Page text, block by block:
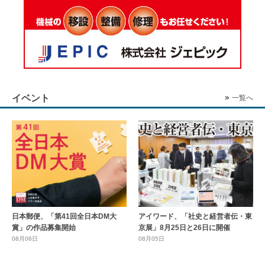
イベント 一覧へ
日本郵便、「第41回全日本DM大
賞」の作品募集開始
08月06日
アイワード、「社史と経営者伝・東
京展」8月25日と26日に開催
08月05日